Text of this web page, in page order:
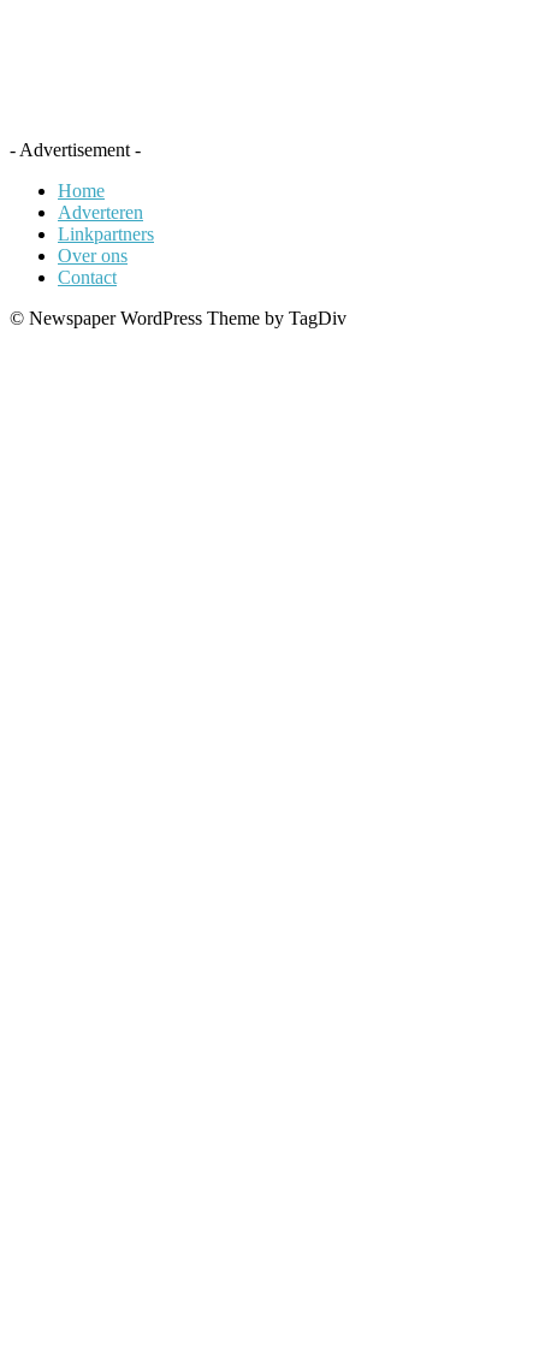
- Advertisement -
Home
Adverteren
Linkpartners
Over ons
Contact
© Newspaper WordPress Theme by TagDiv